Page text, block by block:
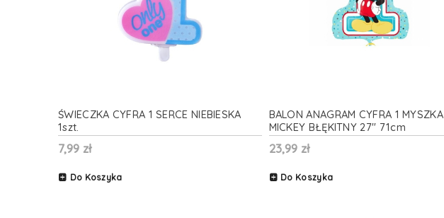
ŚWIECZKA CYFRA 1 SERCE NIEBIESKA
1szt.
7,99 zł
Do Koszyka
BALON ANAGRAM CYFRA 1 MYSZKA
MICKEY BŁĘKITNY 27'' 71cm
23,99 zł
Do Koszyka